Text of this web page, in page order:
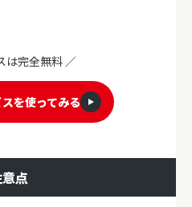
は完全無料 ／
を使ってみる
点